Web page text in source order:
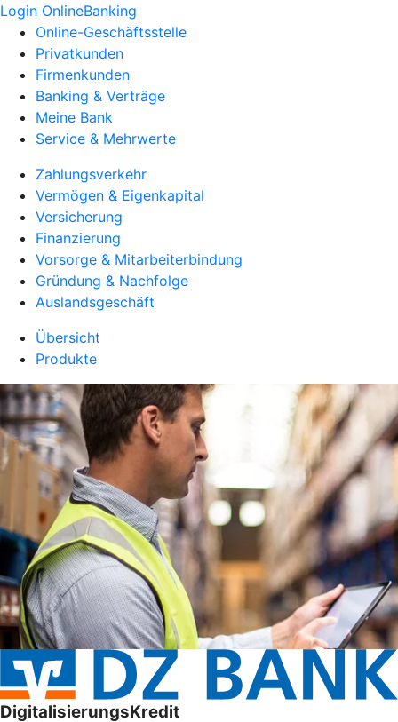
Login OnlineBanking
Online-Geschäftsstelle
Privatkunden
Firmenkunden
Banking & Verträge
Meine Bank
Service & Mehrwerte
Zahlungsverkehr
Vermögen & Eigenkapital
Versicherung
Finanzierung
Vorsorge & Mitarbeiterbindung
Gründung & Nachfolge
Auslandsgeschäft
Übersicht
Produkte
DigitalisierungsKredit